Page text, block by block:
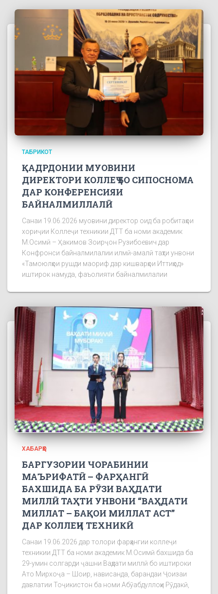
ТАБРИКОТ
ҚАДРДОНИИ МУОВИНИ
ДИРЕКТОРИ КОЛЛЕҶ БО СИПОСНОМА
ДАР КОНФЕРЕНСИЯИ
БАЙНАЛМИЛЛАЛӢ
Санаи 19.06.2026 муовини директор оид ба робитаҳои
хориҷии Коллеҷи техникии ДТТ ба номи академик
М.Осимӣ – Ҳакимов Зоирҷон Рузибоевич дар
Конфронси байналмилалии илмӣ-амалӣ таҳти унвони
«Тамоюлҳои рушди маориф дар кишварҳои Иттиҳод»
иштирок намуда, фаъолияти байналмилалии
ХАБАРҲО
БАРГУЗОРИИ ЧОРАБИНИИ
МАЪРИФАТӢ – ФАРҲАНГӢ
БАХШИДА БА РӮЗИ ВАҲДАТИ
МИЛЛӢ ТАҲТИ УНВОНИ “ВАҲДАТИ
МИЛЛАТ – БАҚОИ МИЛЛАТ АСТ”
ДАР КОЛЛЕҶИ ТЕХНИКӢ
Санаи 19.06.2026 дар толори фарҳангии коллеҷи
техникии ДТТ ба номи академик М.Осимӣ бахшида ба
29-умин солгарди ҷашни Ваҳдати миллӣ бо иштироки
Ато Мирхоҷа – Шоир, нависанда, барандаи Ҷоизаи
давлатии Тоҷикистон ба номи Абӯабдуллоҳи Рӯдакӣ,